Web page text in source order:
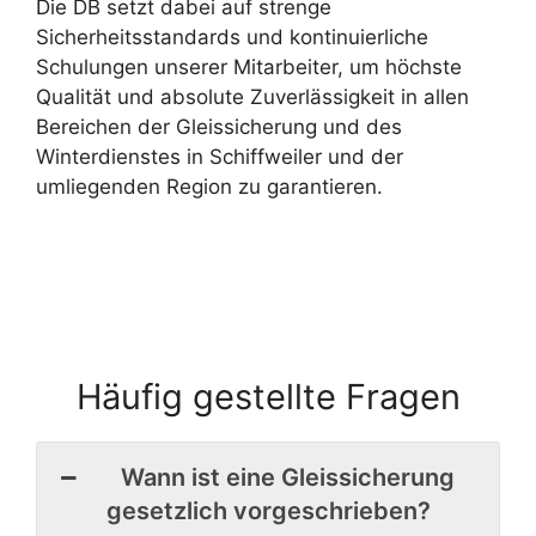
Die DB setzt dabei auf strenge
Sicherheitsstandards und kontinuierliche
Schulungen unserer Mitarbeiter, um höchste
Qualität und absolute Zuverlässigkeit in allen
Bereichen der Gleissicherung und des
Winterdienstes in Schiffweiler und der
umliegenden Region zu garantieren.
Häufig gestellte Fragen
Wann ist eine Gleissicherung
gesetzlich vorgeschrieben?